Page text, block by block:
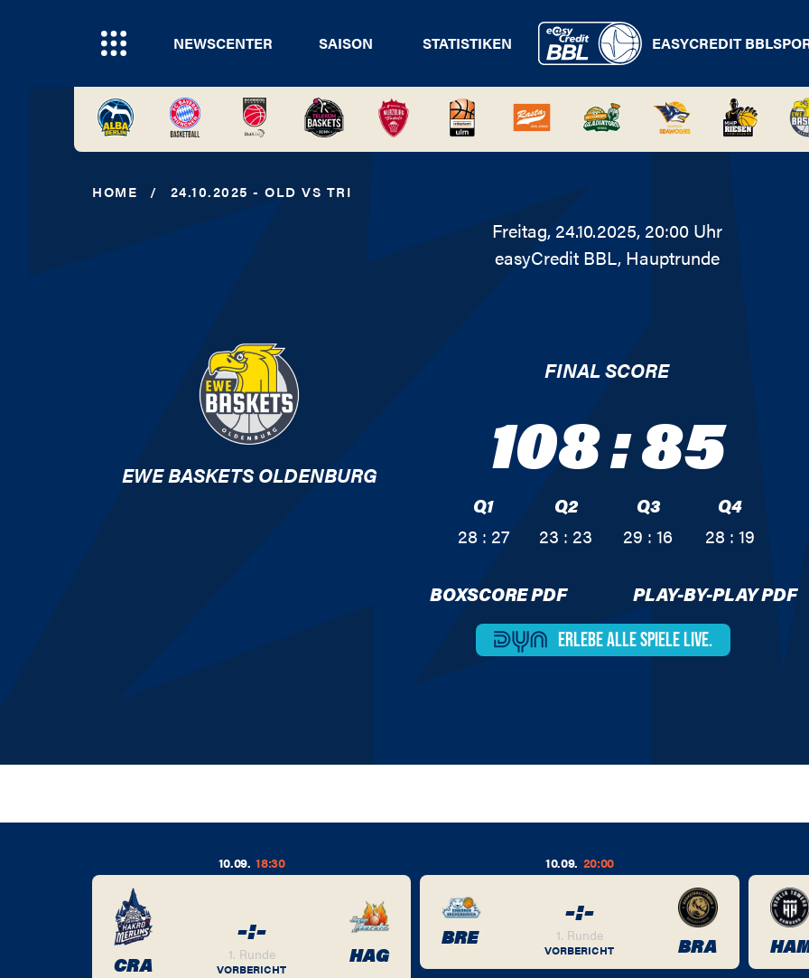
NEWSCENTER SAISON STATISTIKEN EASYCREDIT BBL
HOME / 24.10.2025 - OLD VS TRI
Freitag, 24.10.2025, 20:00 Uhr
easyCredit BBL, Hauptrunde
EWE BASKETS OLDENBURG
FINAL SCORE
108:85
Q1
28 : 27
Q2
23 : 23
Q3
29 : 16
Q4
28 : 19
BOXSCORE PDF PLAY-BY-PLAY PDF
ERLEBE ALLESPIELE LIVE.
10.09. 18:30
CRA
-:-
1. Runde
VORBERICHT
HAG
10.09. 20:00
BRE
-:-
1. Runde
VORBERICHT BRA